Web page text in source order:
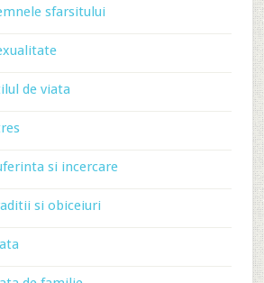
sfarsitului
de viata
si incercare
si obiceiuri